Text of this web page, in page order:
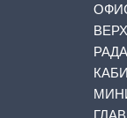
РАДА